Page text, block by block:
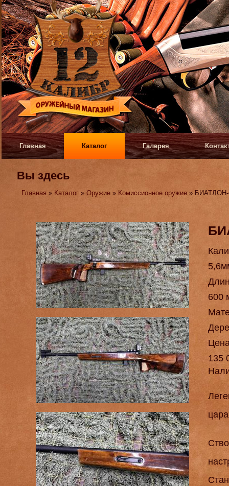
Главная Каталог Галерея
Вы здесь
Главная » Каталог »Оружие » Комиссионное оружие » БИАТЛОН-
600
135